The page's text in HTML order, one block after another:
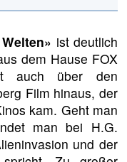
ist deutlich
dem Hause FOX
auch über den
Film hinaus, der
kam. Geht man
man bei H.G.
und der